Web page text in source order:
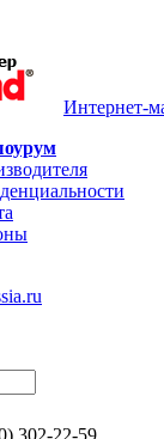
Интернет-
302-22-59